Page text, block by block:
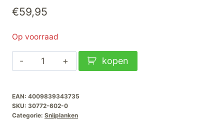
€59,95
Op voorraad
Zwilling
Snijplank
Groot
45x33cm
kopen
EAN: 4009839343735
SKU: 30772-602-0
Categorie: Snijplanken